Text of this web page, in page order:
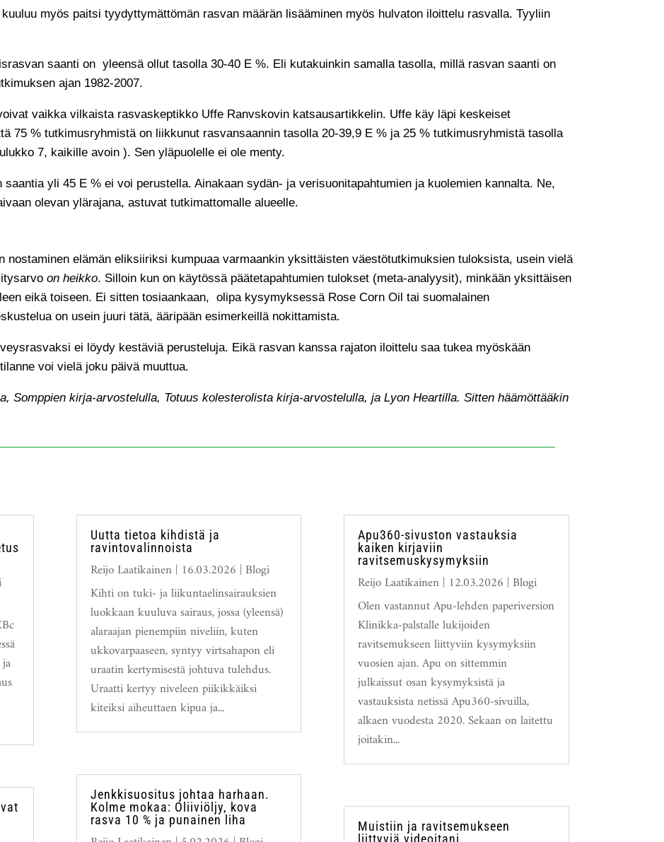
myös paitsi tyydyttymättömän rasvan määrän lisääminen myös hulvaton iloittelu rasvalla. Tyyliin
saanti on yleensä ollut tasolla 30-40 E %. Eli kutakuinkin samalla tasolla, millä rasvan saanti on
ajan 1982-2007.
vaikka vilkaista rasvaskeptikko Uffe Ranvskovin katsausartikkelin. Uffe käy läpi keskeiset
75 % tutkimusryhmistä on liikkunut rasvansaannin tasolla 20-39,9 E % ja 25 % tutkimusryhmistä tasolla
7, kaikille avoin ). Sen yläpuolelle ei ole menty.
yli 45 E % ei voi perustella. Ainakaan sydän- ja verisuonitapahtumien ja kuolemien kannalta. Ne,
olevan ylärajana, astuvat tutkimattomalle alueelle.
nostaminen elämän eliksiiriksi kumpuaa varmaankin yksittäisten väestötutkimuksien tuloksista, usein vielä
on heikko. Silloin kun on käytössä päätetapahtumien tulokset (meta-analyysit), minkään yksittäisen
eikä toiseen. Ei sitten tosiaankaan, olipa kysymyksessä Rose Corn Oil tai suomalainen
on usein juuri tätä, ääripään esimerkeillä nokittamista.
ei löydy kestäviä perusteluja. Eikä rasvan kanssa rajaton iloittelu saa tukea myöskään
voi vielä joku päivä muuttua.
Somppien kirja-arvostelulla, Totuus kolesterolista kirja-arvostelulla, ja Lyon Heartilla. Sitten häämöttääkin
Uutta tietoa kihdistä ja
ravintovalinnoista
Reijo Laatikainen| 16.03.2026 | Blogi
Kihti on tuki- ja liikuntaelinsairauksien
luokkaan kuuluva sairaus, jossa (yleensä)
alaraajan pienempiin niveliin, kuten
ukkovarpaaseen, syntyy virtsahapon eli
uraatin kertymisestä johtuva tulehdus.
Uraatti kertyy niveleen piikikkäiksi
kiteiksi aiheuttaen kipua ja...
Jenkkisuositus johtaa harhaan.
Kolme mokaa: Oliiviöljy, kova
rasva 10 % ja punainen liha
Apu360-sivuston vastauksia
kaiken kirjaviin
ravitsemuskysymyksiin
Reijo Laatikainen| 12.03.2026 | Blogi
Olen vastannut Apu-lehden paperiversion
Klinikka-palstalle lukijoiden
ravitsemukseen liittyviin kysymyksiin
vuosien ajan. Apu on sittemmin
julkaissut osan kysymyksistä ja
vastauksista netissä Apu360-sivuilla,
alkaen vuodesta 2020. Sekaan on laitettu
joitakin...
Muistiin ja ravitsemukseen